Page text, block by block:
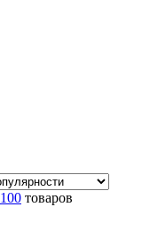
100 товаров